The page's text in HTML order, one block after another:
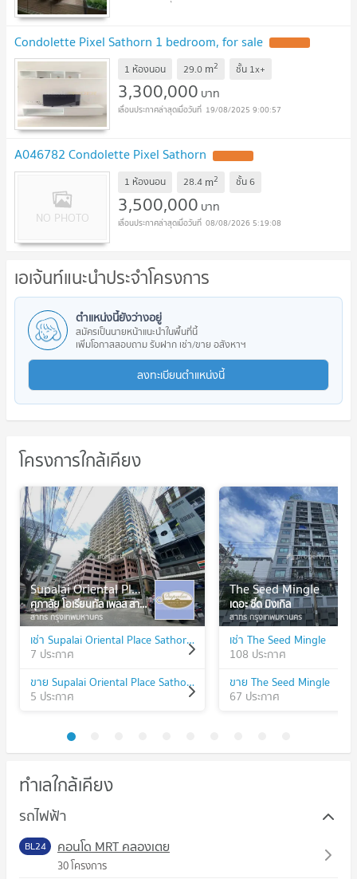
Condolette Pixel Sathorn 1 bedroom, for sale
1 ห้องนอน 29.0 m2 ชั้น 1x+
3,300,000 บาท
19/08/2025 9:00:57
A046782 Condolette Pixel Sathorn
1 ห้องนอน 28.4 m2 ชั้น6
3,500,000 บาท
08/08/2026 5:19:08
เอเจ้นท์แนะนำประจำโครงการ
ตำแหน่งนี้ยังว่างอยู่
สมัครเป็นนายหน้าแนะนำในพื้นที่นี้
เพิ่มโอกาสสอบถาม รับฝาก เช่า/ขาย อสังหาฯ
ลงทะเบียนตำแหน่งนี้
โครงการใกล้เคียง
Supalai Oriental Place Sathorn - Suanplu
ศุภาลัย โอเรียนทัล เพลส สาทร - สวนพลู
สาทร กรุงเทพมหานคร
เช่า Supalai Oriental Place Sathorn - Suanplu
7 ประกาศ
ขาย Supalai Oriental Place Sathorn - Suanplu
5 ประกาศ
The Seed Mingle
เดอะ ซี้ด มิงเกิล
สาทร กรุงเทพมหานคร
เช่า The Seed Mingle
108 ประกาศ
ขาย The Seed Mingle
67 ประกาศ
ทำเลใกล้เคียง
รถไฟฟ้า
BL24 คอนโด MRT คลองเตย
30 โครงการ